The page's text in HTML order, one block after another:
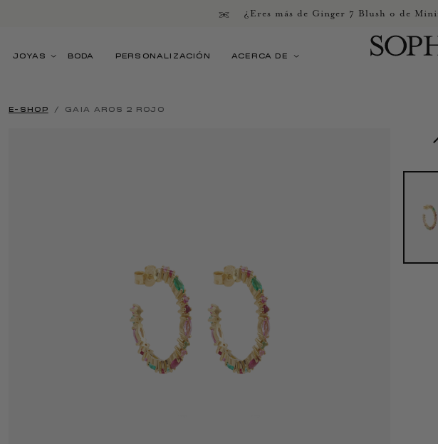
¿Eres más de Ginger 7 Blush o de
JOYAS BODA PERSONALIZACIÓN ACERCA DE
E-SHOP GAIA AROS 2 ROJO